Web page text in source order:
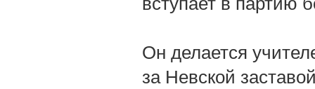
Он делается
за Невской